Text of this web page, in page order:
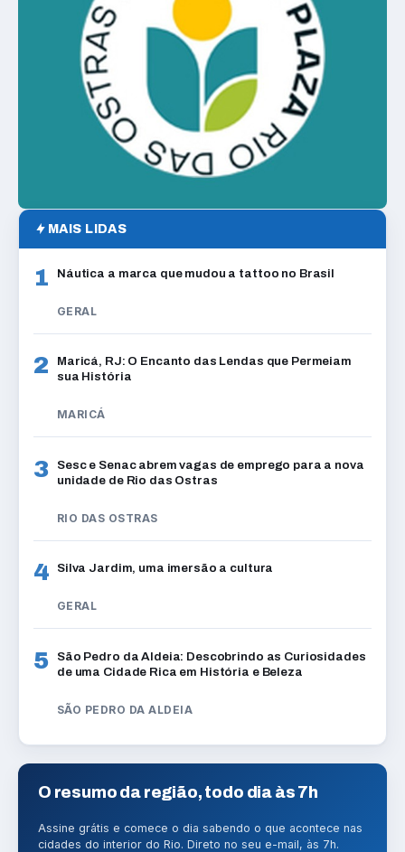
MAIS LIDAS
1 Náutica a marca que mudou a tattoo no Brasil
GERAL
2
Maricá, RJ: O Encanto das Lendas que Permeiam
sua História
MARICÁ
3
Sesc e Senac abrem vagas de emprego para a nova
unidade de Rio das Ostras
RIO DAS OSTRAS
4 Silva Jardim, uma imersão a cultura
GERAL
5
São Pedro da Aldeia: Descobrindo as Curiosidades
de uma Cidade Rica em História e Beleza
SÃO PEDRO DA ALDEIA
O resumo da região, todo dia às 7h
Assine grátis e comece o dia sabendo o que acontece nas
cidades do interior do Rio. Direto no seu e-mail, às 7h.